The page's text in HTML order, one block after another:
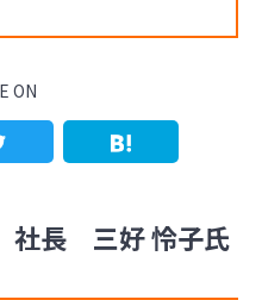
ON
社長 三好 怜子氏